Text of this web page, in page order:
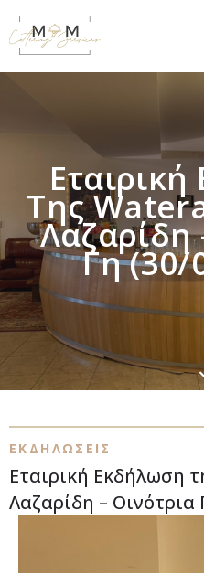
Της
Λαζαρίδη
Γη (30/
ΕΚΔΗΛΩΣΕΙΣ
Εταιρική Εκδήλωση
Λαζαρίδη – Οινότρια